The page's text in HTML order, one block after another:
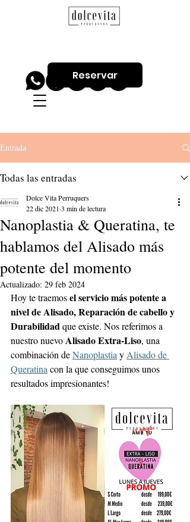
Reservar
Entrada
Todas las entradas
Nanoplastia & Queratina, te
hablamos del Alisado más
potente del momento
Dolce Vita Perruquers
22 dic 2021 3 min de lectura
Actualizado: 29 feb 2024
Hoy te traemos el servicio más potente a
nivel de Alisado, Reparación de cabello y
Durabilidad que existe. Nos referimos a
nuestro nuevo Alisado Extra-Liso, una
combinación de Nanoplastia y Alisado de
Queratina con la que conseguimos unos
resultados impresionantes!